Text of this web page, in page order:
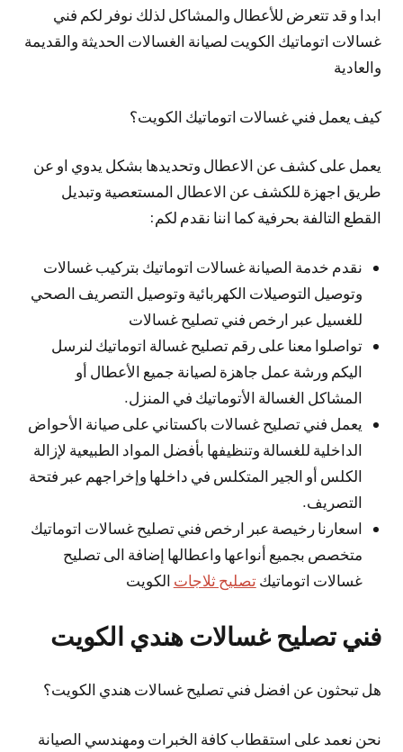
ابدا و قد تتعرض للأعطال والمشاكل لذلك نوفر لكم فني
غسالات اتوماتيك الكويت لصيانة الغسالات الحديثة والقديمة
والعادية
كيف يعمل فني غسالات اتوماتيك الكويت؟
يعمل على كشف عن الاعطال وتحديدها بشكل يدوي او عن
طريق اجهزة للكشف عن الاعطال المستعصية وتبديل
القطع التالفة بحرفية كما اننا نقدم لكم:
نقدم خدمة الصيانة غسالات اتوماتيك بتركيب غسالات
وتوصيل التوصيلات الكهربائية وتوصيل التصريف الصحي
للغسيل عبر ارخص فني تصليح غسالات
تواصلوا معنا على رقم تصليح غسالة اتوماتيك لنرسل
اليكم ورشة عمل جاهزة لصيانة جميع الأعطال أو
المشاكل الغسالة الأتوماتيك في المنزل.
يعمل فني تصليح غسالات باكستاني على صيانة الأحواض
الداخلية للغسالة وتنظيفها بأفضل المواد الطبيعية لإزالة
الكلس أو الجير المتكلس في داخلها وإخراجهم عبر فتحة
التصريف.
اسعارنا رخيصة عبر ارخص فني تصليح غسالات اتوماتيك
متخصص بجميع أنواعها واعطالها إضافة الى تصليح
غسالات اتوماتيكتصليح ثلاجات الكويت
فني تصليح غسالات هندي الكويت
هل تبحثون عن افضل فني تصليح غسالات هندي الكويت؟
نحن نعمد على استقطاب كافة الخبرات ومهندسي الصيانة